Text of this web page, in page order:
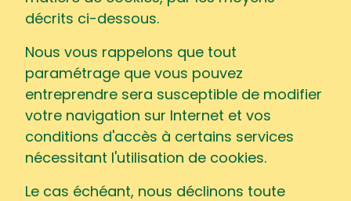
décrits ci-dessous.
Nous vous rappelons que tout
paramétrage que vous pouvez
entreprendre sera susceptible de modifier
votre navigation sur Internet et vos
conditions d'accès à certains services
nécessitant l'utilisation de cookies.
Le cas échéant, nous déclinons toute